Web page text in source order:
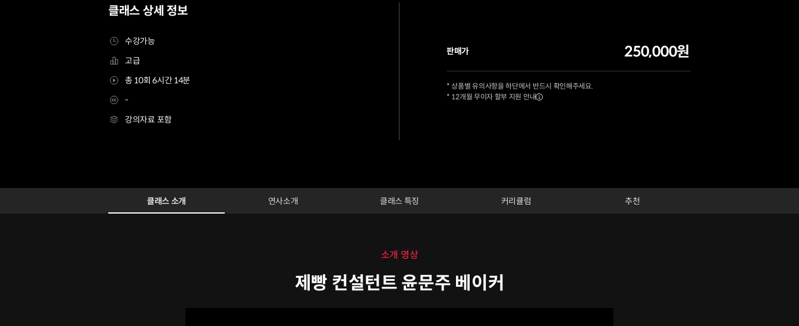
클래스 상세 정보
수강가능
고급
총 10회 6시간 14분
-
강의자료 포함
판매가 250,000원
* 상품별 유의사항을 하단에서 반드시 확인해주세요.
* 12개월 무이자 할부 지원 안내
Configuration Information Shortcuts클래스 소개 연사소개 클래스 특징 커리큘럼
추천
소개 영상
제빵 컨설턴트 윤문주 베이커